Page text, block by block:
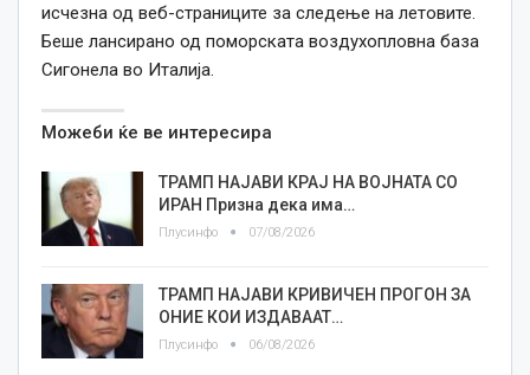
исчезна од веб-страниците за следење на летовите.
Беше лансирано од поморската воздухопловна база
Сигонела во Италија.
Можеби ќе ве интересира
ТРАМП НАЈАВИ КРАЈ НА ВОЈНАТА СО
ИРАН Призна дека има…
Плусинфо 07/08/2026
ТРАМП НАЈАВИ КРИВИЧЕН ПРОГОН ЗА
ОНИЕ КОИ ИЗДАВААТ…
Плусинфо 06/08/2026